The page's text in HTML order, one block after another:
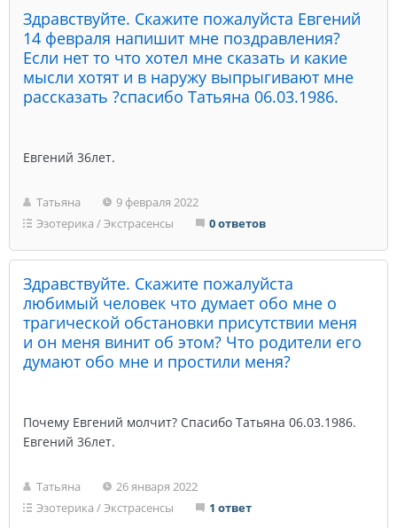
Здравствуйте. Скажите пожалуйста Евгений
14 февраля напишит мне поздравления?
Если нет то что хотел мне сказать и какие
мысли хотят и в наружу выпрыгивают мне
рассказать ?спасибо Татьяна 06.03.1986.
Евгений 36лет.
Татьяна
9 февраля 2022
Эзотерика /Экстрасенсы 0 ответов
Здравствуйте. Скажите пожалуйста
любимый человек что думает обо мне о
трагической обстановки присутствии меня
и он меня винит об этом? Что родители его
думают обо мне и простили меня?
Почему Евгений молчит? Спасибо Татьяна 06.03.1986.
Евгений 36лет.
Татьяна
26 января 2022
Эзотерика /Экстрасенсы 1 ответ